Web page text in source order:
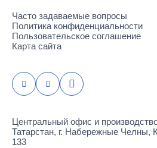
Часто задаваемые вопросы
Политика конфиденциальности
Пользовательское соглашение
Карта сайта
Центральный офис и
Татарстан, г. Набережные Челны,
133